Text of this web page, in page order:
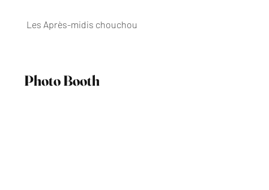
Photo Booth
Les Après-midis chouchou